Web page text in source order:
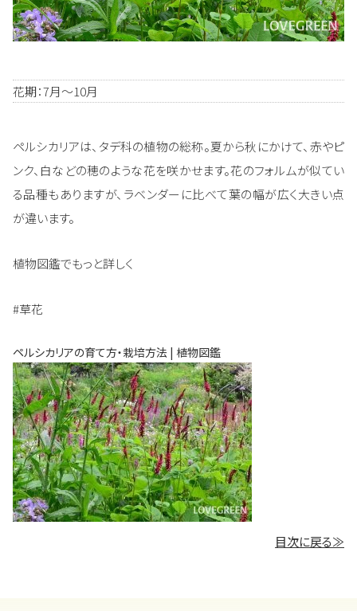
花期：7月～10月
ペルシカリアは、タデ科の植物の総称。夏から秋にかけて、赤やピ
ンク、白などの穂のような花を咲かせます。花のフォルムが似てい
る品種もありますが、ラベンダーに比べて葉の幅が広く大きい点
が違います。
植物図鑑でもっと詳しく
#草花
ペルシカリアの育て方・栽培方法 | 植物図鑑
目次に戻る≫